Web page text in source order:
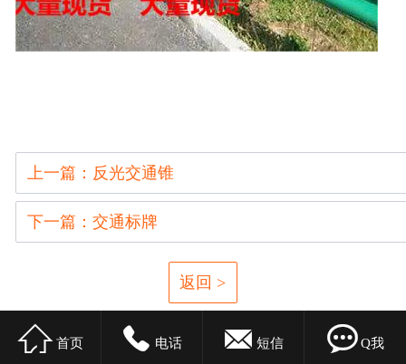
上一篇：反光交通锥
下一篇：交通标牌
返回 >
首页  电话  短信  Q我